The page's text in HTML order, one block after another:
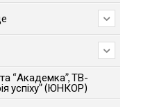
“Академка”, ТВ-
успіху” (ЮНКОР)